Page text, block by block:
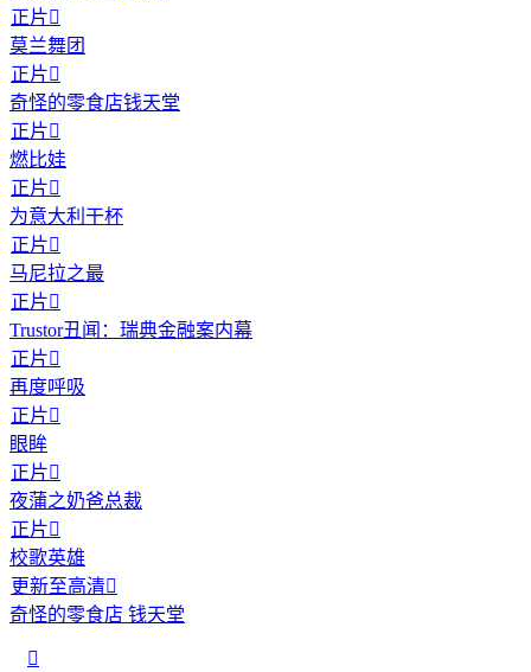
正片
莫兰舞团
正片
奇怪的零食店钱天堂
正片
燃比娃
正片
为意大利干杯
正片
马尼拉之最
正片
Trustor丑闻：瑞典金融案内幕
正片
再度呼吸
正片
眼眸
正片
夜蒲之奶爸总裁
正片
校歌英雄
更新至高清
奇怪的零食店 钱天堂
